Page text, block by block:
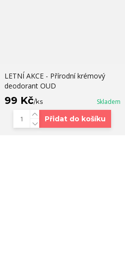
LETNÍ AKCE - Přírodní krémový
deodorant OUD
99 Kč/ks Skladem
Přidat do košíku